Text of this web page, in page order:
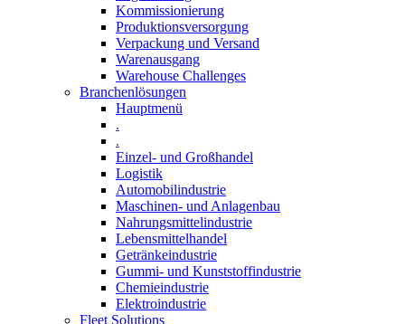
Kommissionierung
Produktionsversorgung
Verpackung und Versand
Warenausgang
Warehouse Challenges
Branchenlösungen
Hauptmenü
.
.
Einzel- und Großhandel
Logistik
Automobilindustrie
Maschinen- und Anlagenbau
Nahrungsmittelindustrie
Lebensmittelhandel
Getränkeindustrie
Gummi­- und Kunststoffindustrie
Chemieindustrie
Elektroindustrie
Fleet Solutions